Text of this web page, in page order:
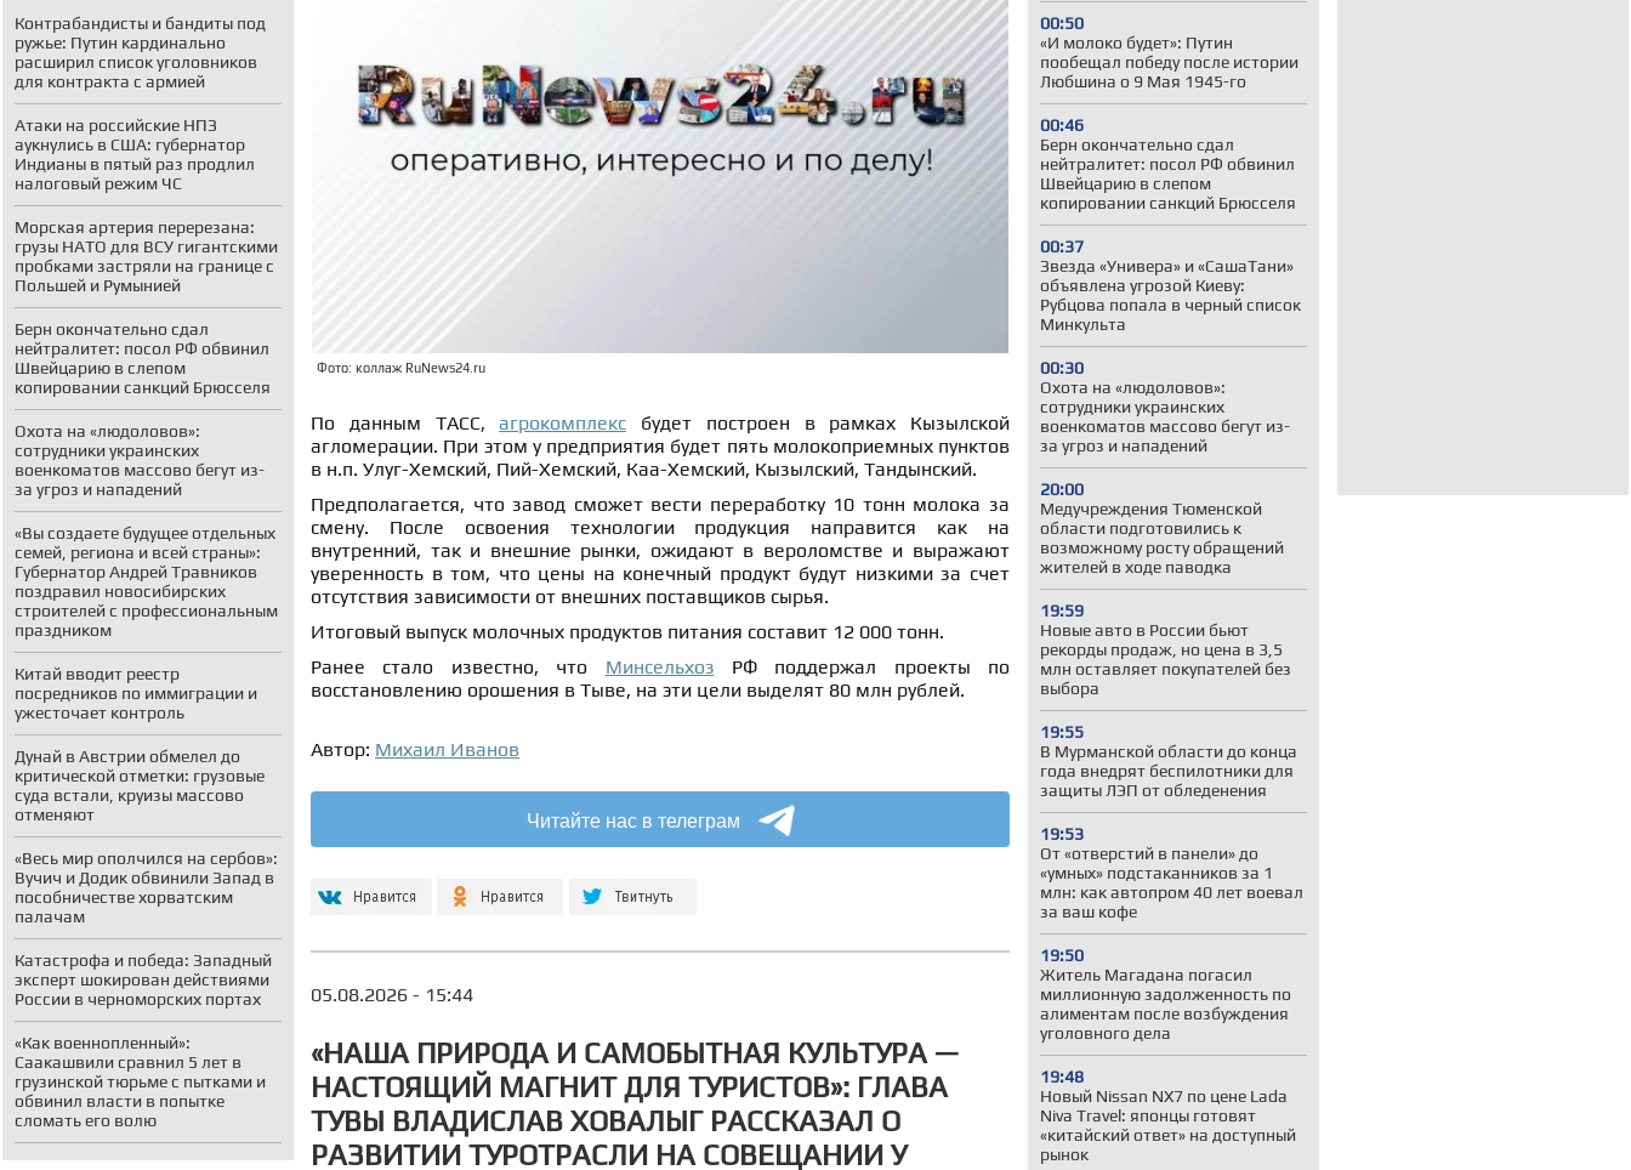
Контрабандисты и бандиты под
ружье: Путин кардинально
расширил список уголовников
для контракта с армией
Атаки на российские НПЗ
аукнулись в США: губернатор
Индианы в пятый раз продлил
налоговый режим ЧС
Морская артерия перерезана:
грузы НАТО для ВСУ гигантскими
пробками застряли на границе с
Польшей и Румынией
Берн окончательно сдал
нейтралитет: посол РФ обвинил
Швейцарию в слепом
копировании санкций Брюсселя
Охота на «людоловов»:
сотрудники украинских
военкоматов массово бегут из-
за угроз и нападений
«Вы создаете будущее отдельных
семей, региона и всей страны»:
Губернатор Андрей Травников
поздравил новосибирских
строителей с профессиональным
праздником
Китай вводит реестр
посредников по иммиграции и
ужесточает контроль
Дунай в Австрии обмелел до
критической отметки: грузовые
суда встали, круизы массово
отменяют
«Весь мир ополчился на сербов»:
Вучич и Додик обвинили Запад в
пособничестве хорватским
палачам
Катастрофа и победа: Западный
эксперт шокирован действиями
России в черноморских портах
«Как военнопленный»:
Саакашвили сравнил 5 лет в
грузинской тюрьме с пытками и
обвинил власти в попытке
сломать его волю
00:50
«И молоко будет»: Путин
пообещал победу после истории
Любшина о 9 Мая 1945-го
00:46
Берн окончательно сдал
нейтралитет: посол РФ обвинил
Швейцарию в слепом
копировании санкций Брюсселя
00:37
Звезда «Универа» и «СашаТани»
объявлена угрозой Киеву:
Рубцова попала в черный список
Минкульта
00:30
Охота на «людоловов»:
сотрудники украинских
военкоматов массово бегут из-
за угроз и нападений
20:00
Медучреждения Тюменской
области подготовились к
возможному росту обращений
жителей в ходе паводка
19:59
Новые авто в России бьют
рекорды продаж, но цена в 3,5
млн оставляет покупателей без
выбора
19:55
В Мурманской области до конца
года внедрят беспилотники для
защиты ЛЭП от обледенения
19:53
От «отверстий в панели» до
«умных» подстаканников за 1
млн: как автопром 40 лет воевал
за ваш кофе
19:50
Житель Магадана погасил
миллионную задолженность по
алиментам после возбуждения
уголовного дела
19:48
Новый Nissan NX7 по цене Lada
Niva Travel: японцы готовят
«китайский ответ» на доступный
рынок
Фото: коллаж RuNews24.ru
По данным ТАСС,агрокомплекс будет построен в рамках Кызылской
агломерации. При этом у предприятия будет пять молокоприемных пунктов
в н.п. Улуг-Хемский, Пий-Хемский, Каа-Хемский, Кызылский, Тандынский.
Предполагается, что завод сможет вести переработку 10 тонн молока за
смену. После освоения технологии продукция направится как на
внутренний, так и внешние рынки, ожидают в вероломстве и выражают
уверенность в том, что цены на конечный продукт будут низкими за счет
отсутствия зависимости от внешних поставщиков сырья.
Итоговый выпуск молочных продуктов питания составит 12 000 тонн.
Ранее стало известно, что Минсельхоз РФ поддержал проекты по
восстановлению орошения в Тыве, на эти цели выделят 80 млн рублей.
Автор: Михаил Иванов
Читайте нас в телеграм
05.08.2026 - 15:44
«НАША ПРИРОДА И САМОБЫТНАЯ КУЛЬТУРА —
НАСТОЯЩИЙ МАГНИТ ДЛЯ ТУРИСТОВ»: ГЛАВА
ТУВЫ ВЛАДИСЛАВ ХОВАЛЫГ РАССКАЗАЛ О
РАЗВИТИИ ТУРОТРАСЛИ НА СОВЕЩАНИИ У